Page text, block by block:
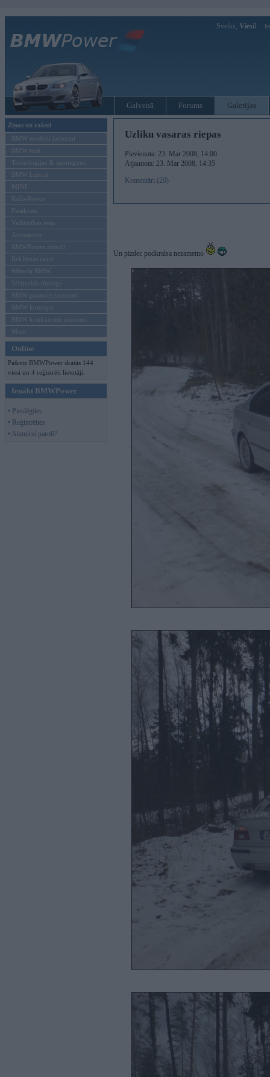
Sveiks, Viesi!
Galvenā Forums Galerijas
Ziņas un raksti
BMW modeļu jaunumi
BMW testi
Tehnoloģijas & sasniegumi
BMW Latvijā
MINI
Rolls-Royce
Pasākumi
Vadāmības tests
Autosports
BMWPower aktuāli
Reklāmas raksti
Mēneša BMW
Sērijveida tūnings
BMW pasaules jaunumi
BMW koncepti
BMW konkurentu jaunumi
Moto
Online
Pašreiz BMWPower skatās 144
viesi un 4 reģistrēti lietotāji.
Ienākt BMWPower
• Pieslēgties
• Reģistrēties
• Aizmirsi paroli?
Uzliku vasaras riepas
Pievienota: 23. Mar 2008, 14:00
Atjaunota: 23. Mar 2008, 14:35
Komentāri (20)
Un pizdec podkralsa nezametno